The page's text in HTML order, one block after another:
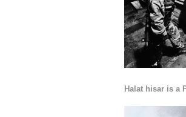
Halat hisar is a